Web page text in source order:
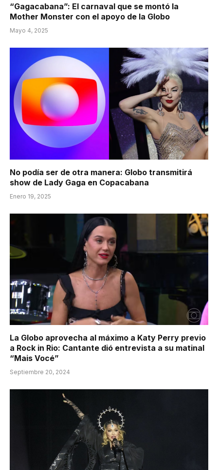
“Gagacabana”: El carnaval que se montó la
Mother Monster con el apoyo de la Globo
Mayo 4, 2025
No podía ser de otra manera: Globo transmitirá
show de Lady Gaga en Copacabana
Enero 19, 2025
La Globo aprovecha al máximo a Katy Perry previo
a Rock in Rio: Cantante dió entrevista a su matinal
“Mais Vocé”
Septiembre 20, 2024